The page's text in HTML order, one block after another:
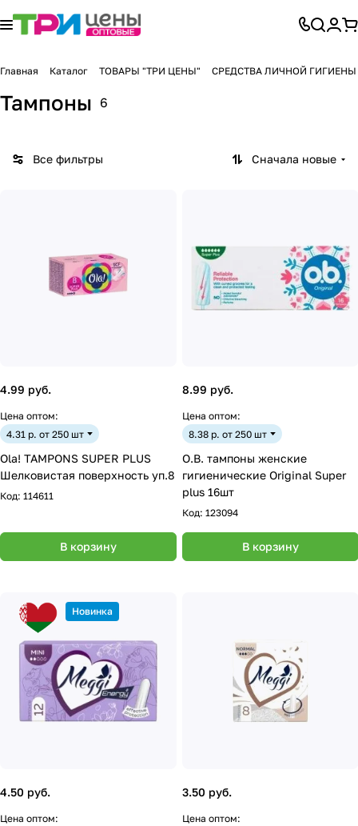
Главная Каталог ТОВАРЫ "ТРИ ЦЕНЫ" СРЕДСТВА ЛИЧНОЙ ГИГИЕНЫ
Тампоны 6
Все фильтры Сначала новые
4.99 руб.
Цена оптом:
4.31 р. от 250 шт
Ola! TAMPONS SUPER PLUS
Шелковистая поверхность уп.8
Код: 114611
В корзину
8.99 руб.
Цена оптом:
8.38 р. от 250 шт
O.B. тампоны женские
гигиенические Original Super
plus 16шт
Код: 123094
В корзину
Новинка
4.50 руб.
Цена оптом:
3.50 руб.
Цена оптом: